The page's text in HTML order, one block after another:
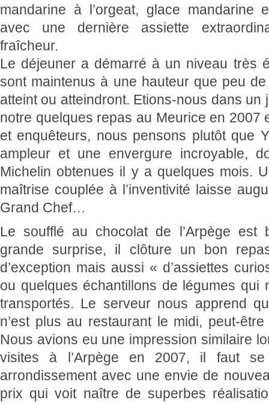
mandarine à l’orgeat, glace mandarine
avec une dernière assiette
fraîcheur.
Le déjeuner a démarré à un niveau très
sont maintenus à une hauteur que peu
atteint ou atteindront. Etions-nous dans un
notre quelques repas au Meurice en 2007
et enquêteurs, nous pensons plutôt que
ampleur et une envergure incroyable,
Michelin obtenues il y a quelques mois.
maîtrise couplée à l’inventivité laisse
Grand Chef…
Le soufflé au chocolat de l’Arpège est
grande surprise, il clôture un bon
d’exception mais aussi « d’assiettes
ou quelques échantillons de légumes qui
transportés. Le serveur nous apprend
n’est plus au restaurant le midi, peut-
Nous avions eu une impression similaire
visites à l’Arpège en 2007, il faut
arrondissement avec une envie de
prix qui voit naître de superbes